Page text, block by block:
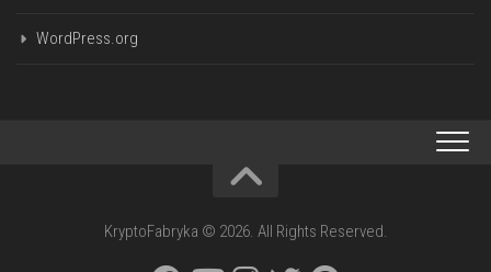
WordPress.org
KryptoFabryka © 2026. All Rights Reserved.